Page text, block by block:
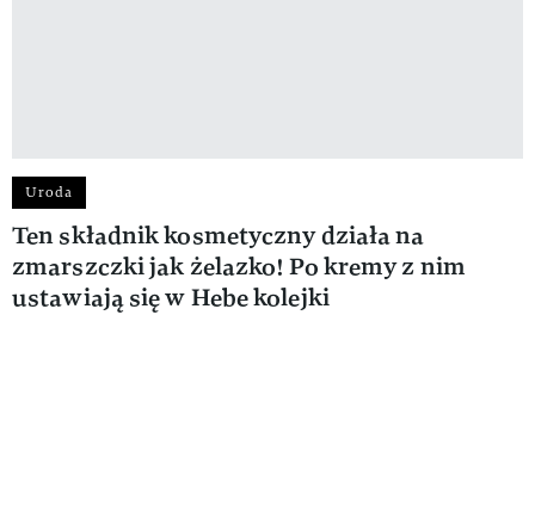
Uroda
Ten składnik kosmetyczny działa na
zmarszczki jak żelazko! Po kremy z nim
ustawiają się w Hebe kolejki